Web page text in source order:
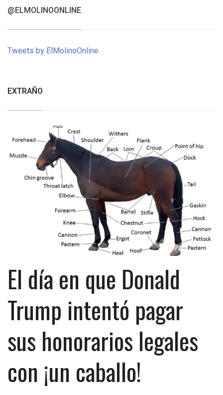
@ELMOLINOONLINE
Tweets by ElMolinoOnline
EXTRAÑO
El día en que Donald
Trump intentó pagar
sus honorarios legales
con ¡un caballo!